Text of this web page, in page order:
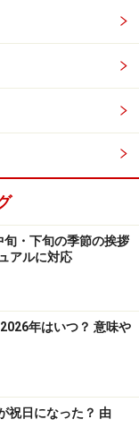
旬・下旬の季節の挨拶
アルに対応
年はいつ？ 意味や
祝日になった？ 由